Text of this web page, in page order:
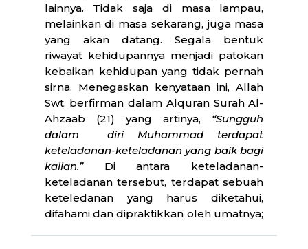
lainnya. Tidak saja di masa lampau,
melainkan di masa sekarang, juga masa
yang akan datang. Segala bentuk
riwayat kehidupannya menjadi patokan
kebaikan kehidupan yang tidak pernah
sirna. Menegaskan kenyataan ini, Allah
Swt. berfirman dalam Alquran Surah Al-
Ahzaab (21) yang artinya, “Sungguh
dalam
diri Muhammad terdapat
keteladanan-keteladanan yang baik bagi
kalian.” Di antara keteladanan-
keteladanan tersebut, terdapat sebuah
keteledanan yang harus diketahui,
difahami dan dipraktikkan oleh umatnya;